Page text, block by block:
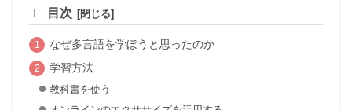
目次
なぜ多言語を学ぼうと思ったのか
学習方法
教科書を使う